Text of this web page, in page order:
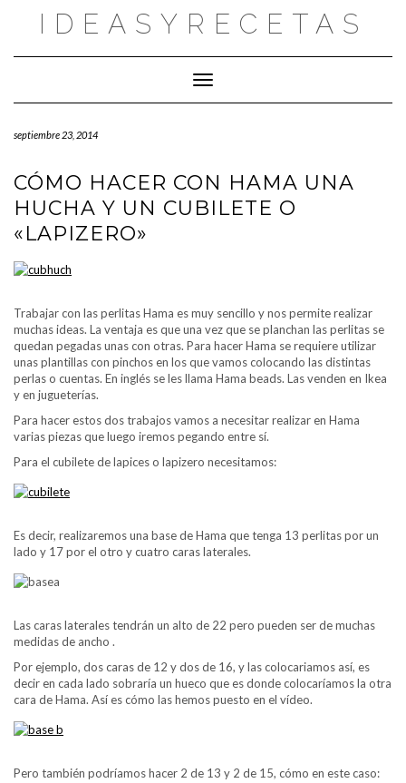
IDEASYRECETAS
Cambiar modo de navegación
septiembre 23, 2014
CÓMO HACER CON HAMA UNA
HUCHA Y UN CUBILETE O
«LAPIZERO»
Trabajar con las perlitas Hama es muy sencillo y nos permite realizar
muchas ideas. La ventaja es que una vez que se planchan las perlitas se
quedan pegadas unas con otras. Para hacer Hama se requiere utilizar
unas plantillas con pinchos en los que vamos colocando las distintas
perlas o cuentas. En inglés se les llama Hama beads. Las venden en Ikea
y en jugueterías.
Para hacer estos dos trabajos vamos a necesitar realizar en Hama
varias piezas que luego iremos pegando entre sí.
Para el cubilete de lapices o lapizero necesitamos:
Es decir, realizaremos una base de Hama que tenga 13 perlitas por un
lado y 17 por el otro y cuatro caras laterales.
Las caras laterales tendrán un alto de 22 pero pueden ser de muchas
medidas de ancho .
Por ejemplo, dos caras de 12 y dos de 16, y las colocariamos así, es
decir en cada lado sobraría un hueco que es donde colocaríamos la otra
cara de Hama. Así es cómo las hemos puesto en el vídeo.
Pero también podríamos hacer 2 de 13 y 2 de 15, cómo en este caso: